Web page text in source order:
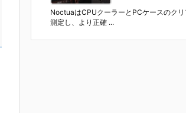
NoctuaはCPUクーラーとPCケースのク
測定し、より正確 ...